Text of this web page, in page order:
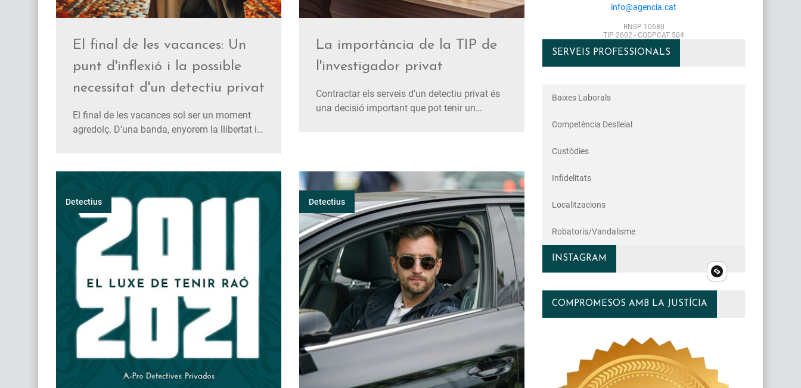
El final de les vacances: Un
punt d'inflexió i la possible
necessitat d'un detectiu privat
El final de les vacances sol ser un moment
agredolç. D'una banda, enyorem la llibertat i
responsabilitats familiars, laborals i
pot desencadenar situac…
La importància de la TIP de
l'investigador privat
Contractar els serveis d'un detectiu privat és
una decisió important que pot tenir un
confidencials, és crucial assegu…
Detectius Detectius
info@agencia.cat
RNSP 10680
TIP 2602 - CODPCAT 504
SERVEIS PROFESSIONALS
Baixes Laborals
Competència Deslleial
Custòdies
Infidelitats
Localitzacions
Robatoris/vandalisme
INSTAGRAM
COMPROMESOS AMB LA JUSTÍCIA